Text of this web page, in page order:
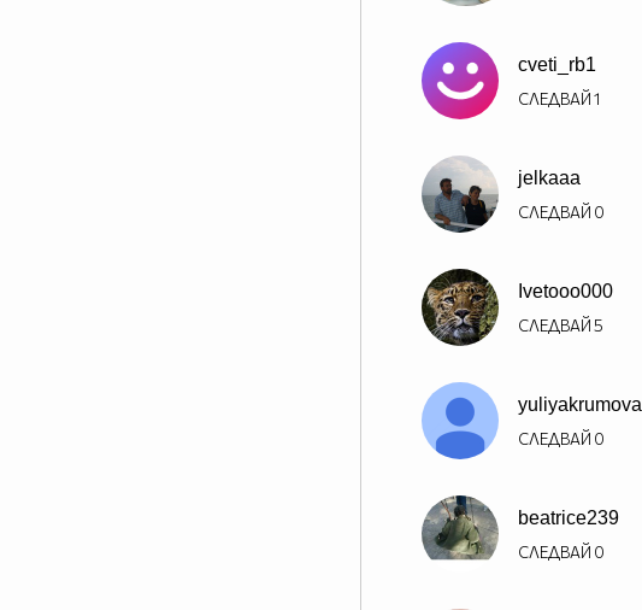
cveti_rb1
СЛЕДВАЙ1
jelkaaa
СЛЕДВАЙ 0
Ivetooo000
СЛЕДВАЙ5
yuliyakrumova
СЛЕДВАЙ 0
beatrice239
СЛЕДВАЙ 0